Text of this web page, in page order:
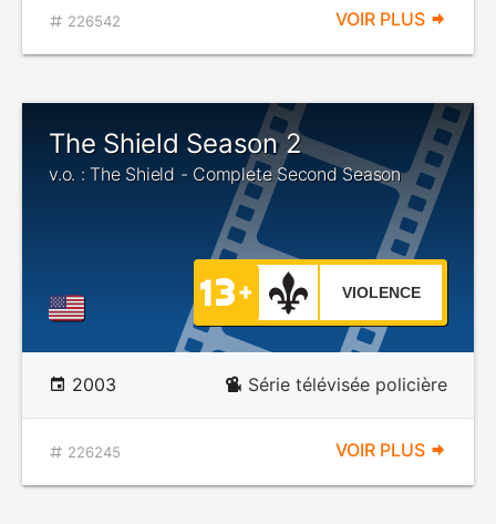
226542 VOIR PLUS
The Shield Season 2
v.o. : The Shield - Complete Second Season
VIOLENCE
2003 Série télévisée policière
226245 VOIR PLUS